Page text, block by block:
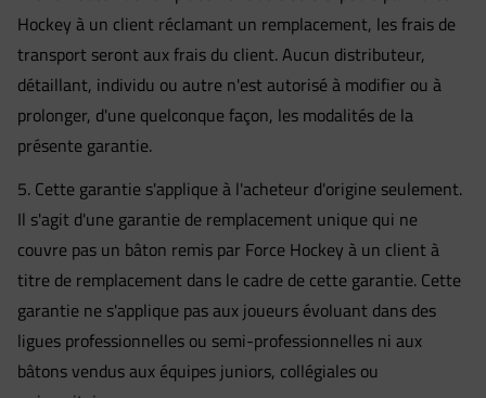
Hockey à un client réclamant un remplacement, les frais de
transport seront aux frais du client. Aucun distributeur,
détaillant, individu ou autre n'est autorisé à modifier ou à
prolonger, d'une quelconque façon, les modalités de la
présente garantie.
5. Cette garantie s'applique à l'acheteur d'origine seulement.
Il s'agit d'une garantie de remplacement unique qui ne
couvre pas un bâton remis par Force Hockey à un client à
titre de remplacement dans le cadre de cette garantie. Cette
garantie ne s'applique pas aux joueurs évoluant dans des
ligues professionnelles ou semi-professionnelles ni aux
bâtons vendus aux équipes juniors, collégiales ou